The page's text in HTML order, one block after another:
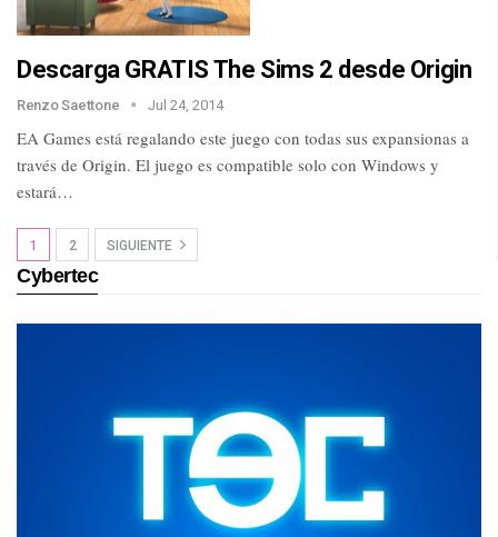
Descarga GRATIS The Sims 2 desde Origin
Renzo Saettone Jul 24, 2014
EA Games está regalando este juego con todas sus expansionas a
través de Origin. El juego es compatible solo con Windows y
estará…
1 2 SIGUIENTE
Cybertec